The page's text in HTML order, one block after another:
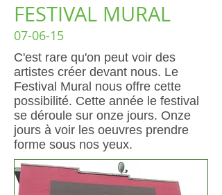
FESTIVAL MURAL
07-06-15
C'est rare qu'on peut voir des
artistes créer devant nous. Le
Festival Mural nous offre cette
possibilité. Cette année le festival
se déroule sur onze jours. Onze
jours à voir les oeuvres prendre
forme sous nos yeux.